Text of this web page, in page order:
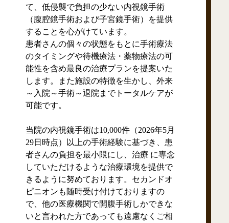
て、低侵襲で負担の少ない内視鏡手術
（腹腔鏡手術および子宮鏡手術）を提供
することを心がけています。
患者さんの個々の状態をもとに手術療法
のタイミングや待機療法・薬物療法の可
能性を含め最良の治療プランを提案いた
します。また施設の特徴を生かし、外来
～入院～手術～退院までトータルケアが
可能です。
当院の内視鏡手術は10,000件（2026年5月
29日時点）以上の手術経験に基づき、患
者さんの負担を最小限にし、治療 に専念
していただけるような治療環境を提供で
きるように努めております。セカンドオ
ピニオンも随時受け付けておりますの
で、他の医療機関で開腹手術しかできな
いと言われた方であっても遠慮なくご相